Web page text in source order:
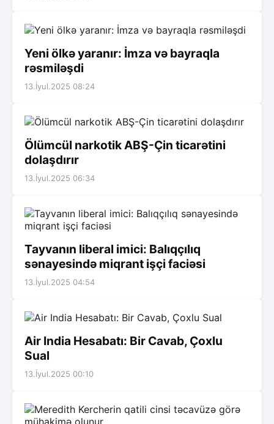
Yeni ölkə yaranır: İmza və bayraqla
rəsmiləşdi
13.İyul.2025 08:24
Ölümcül narkotik ABŞ-Çin ticarətini
dolaşdırır
13.İyul.2025 06:34
Tayvanın liberal imici: Balıqçılıq
sənayesində miqrant işçi faciəsi
13.İyul.2025 04:54
Air India Hesabatı: Bir Cavab, Çoxlu
Sual
13.İyul.2025 00:10